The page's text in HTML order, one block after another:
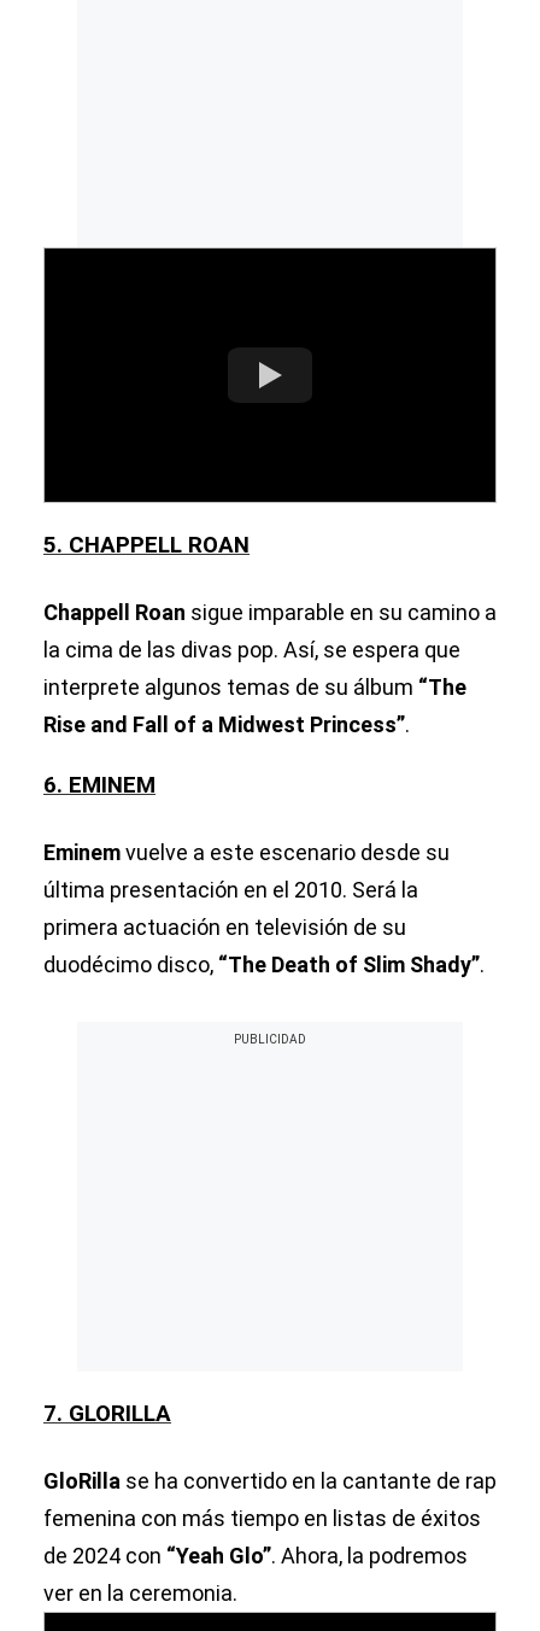
5. CHAPPELL ROAN
Chappell Roan sigue imparable en su camino a
la cima de las divas pop. Así, se espera que
interprete algunos temas de su álbum “The
Rise and Fall of a Midwest Princess”.
6. EMINEM
Eminemvuelve a este escenario desde su
última presentación en el 2010. Será la
primera actuación en televisión de su
duodécimo disco, “The Death of Slim Shady”.
7. GLORILLA
GloRilla se ha convertido en la cantante de rap
femenina con más tiempo en listas de éxitos
de 2024 con “Yeah Glo”. Ahora, la podremos
ver en la ceremonia.